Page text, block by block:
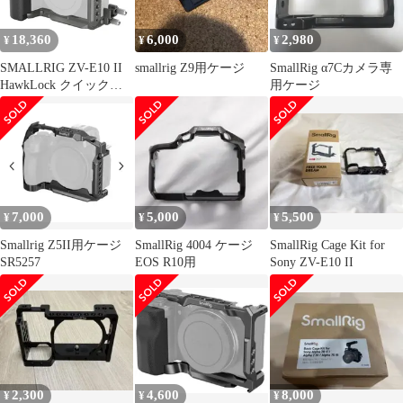
¥ 18,360
SMALLRIG ZV-E10 II
HawkLock クイックリ
リースケージキット
Sony ZV-E10 II用 HDMI
用ケーブルクランプ付
き 人間工学に基づいて
設計されたシリコンハ
ンドル内蔵 Arca QDソ
ケット用クイックリリ
ースプレート - 49
¥6,000
smallrig Z9用ケージ
¥2,980
SmallRig α7Cカメラ専
用ケージ
¥ 7,000
Smallrig Z5II用ケージ
SR5257
¥5,000
SmallRig 4004 ケージ
EOS R10用
¥5,500
SmallRig Cage Kit for
Sony ZV-E10 II
¥2,300 ¥4,600 ¥8,000